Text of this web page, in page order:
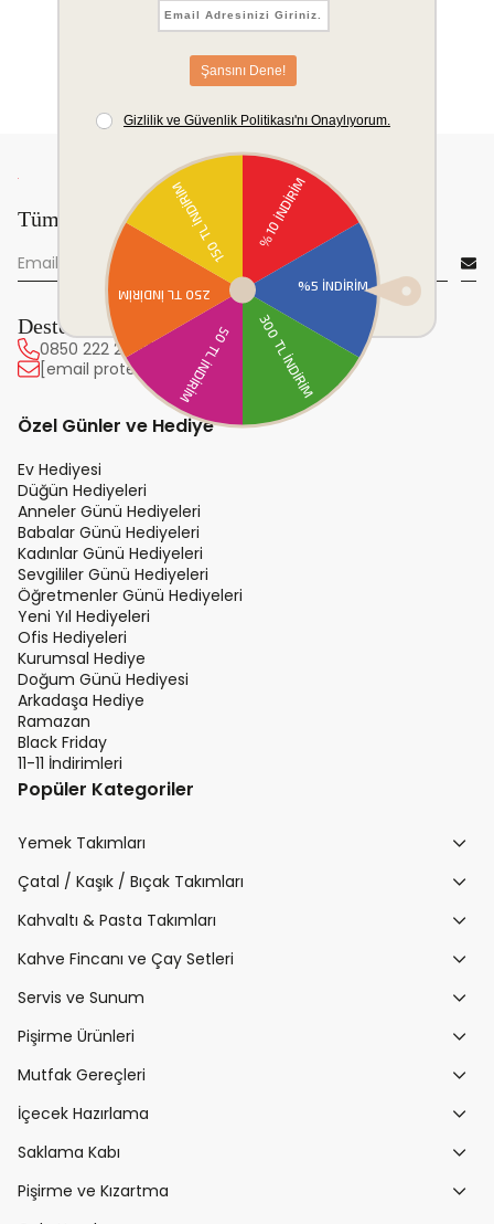
Tüm yeniliklerden önce sen haberdar ol!
Destek Hattı
0850 222 20 63
[email protected]
Özel Günler ve Hediye
Ev Hediyesi
Düğün Hediyeleri
Anneler Günü Hediyeleri
Babalar Günü Hediyeleri
Kadınlar Günü Hediyeleri
Sevgililer Günü Hediyeleri
Öğretmenler Günü Hediyeleri
Yeni Yıl Hediyeleri
Ofis Hediyeleri
Kurumsal Hediye
Doğum Günü Hediyesi
Arkadaşa Hediye
Ramazan
Black Friday
11-11 İndirimleri
Popüler Kategoriler
Yemek Takımları
Çatal / Kaşık / Bıçak Takımları
Kahvaltı & Pasta Takımları
Kahve Fincanı ve Çay Setleri
Servis ve Sunum
Pişirme Ürünleri
Mutfak Gereçleri
İçecek Hazırlama
Saklama Kabı
Pişirme ve Kızartma